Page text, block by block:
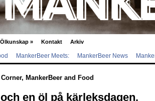
Ölkunskap » Kontakt Arkiv
MankerBeer Meets: MankerBeer News
Corner, MankerBeer and Food
en öl på kärleksdagen.